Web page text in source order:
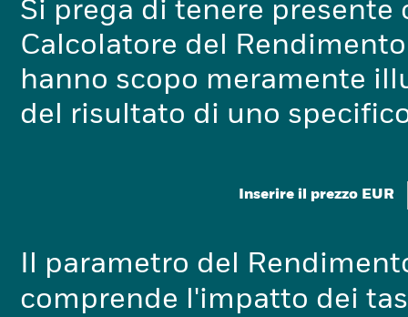
Si prega di tenere
Calcolatore del
hanno scopo meramente
del risultato di uno
Inserire il prezzo EUR
Il parametro del
comprende l'impatto dei